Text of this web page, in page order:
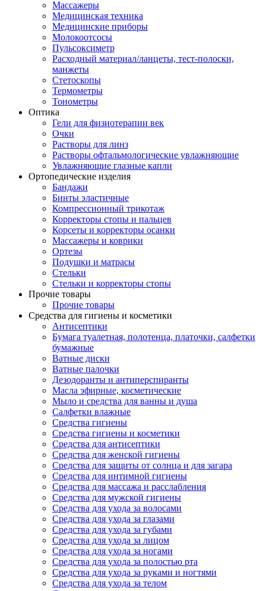
Массажеры
Медицинская техника
Медицинские приборы
Молокоотсосы
Пульсоксиметр
Расходный материал/ланцеты, тест-полоски,
манжеты
Стетоскопы
Термометры
Тонометры
Оптика
Гели для физиотерапии век
Очки
Растворы для линз
Растворы офтальмологические увлажняющие
Увлажняющие глазные капли
Ортопедические изделия
Бандажи
Бинты эластичные
Компрессионный трикотаж
Корректоры стопы и пальцев
Корсеты и корректоры осанки
Массажеры и коврики
Ортезы
Подушки и матрасы
Стельки
Стельки и корректоры стопы
Прочие товары
Прочие товары
Средства для гигиены и косметики
Антисептики
Бумага туалетная, полотенца, платочки, салфетки
бумажные
Ватные диски
Ватные палочки
Дезодоранты и антиперспиранты
Масла эфирные, косметические
Мыло и средства для ванны и душа
Салфетки влажные
Средства гигиены
Средства гигиены и косметики
Средства для антисептики
Средства для женской гигиены
Средства для защиты от солнца и для загара
Средства для интимной гигиены
Средства для массажа и расслабления
Средства для мужской гигиены
Средства для ухода за волосами
Средства для ухода за глазами
Средства для ухода за губами
Средства для ухода за лицом
Средства для ухода за ногами
Средства для ухода за полостью рта
Средства для ухода за руками и ногтями
Средства для ухода за телом